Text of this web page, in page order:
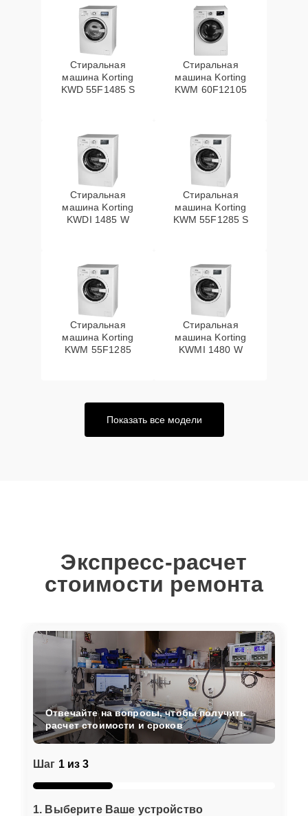
Стиральная
машина Korting
KWD 55F1485 S
Стиральная
машина Korting
KWM 60F12105
Стиральная
машина Korting
KWDI 1485 W
Стиральная
машина Korting
KWM 55F1285 S
Стиральная
машина Korting
KWM 55F1285
Стиральная
машина Korting
KWMI 1480 W
Показать все модели
Экспресс-расчет
стоимости ремонта
Шаг 1 из 3
1. Выберите Ваше устройство
Отвечайте на вопросы, чтобы получить
расчет стоимости и сроков